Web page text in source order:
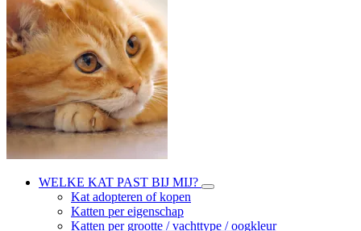
WELKE KAT PAST BIJ MIJ?
Kat adopteren of kopen
Katten per eigenschap
Katten per grootte / vachttype / oogkleur